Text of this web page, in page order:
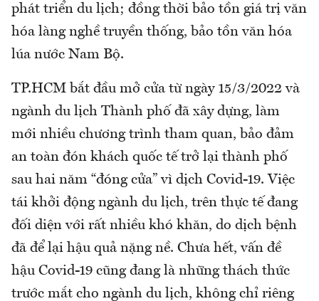
phát triển du lịch; đồng thời bảo tồn giá trị văn
hóa làng nghề truyền thống, bảo tồn văn hóa
lúa nước Nam Bộ.
TP.HCM bắt đầu mở cửa từ ngày 15/3/2022 và
ngành du lịch Thành phố đã xây dựng, làm
mới nhiều chương trình tham quan, bảo đảm
an toàn đón khách quốc tế trở lại thành phố
sau hai năm “đóng cửa” vì dịch Covid-19. Việc
tái khởi động ngành du lịch, trên thực tế đang
đối diện với rất nhiều khó khăn, do dịch bệnh
đã để lại hậu quả nặng nề. Chưa hết, vấn đề
hậu Covid-19 cũng đang là những thách thức
trước mắt cho ngành du lịch, không chỉ riêng